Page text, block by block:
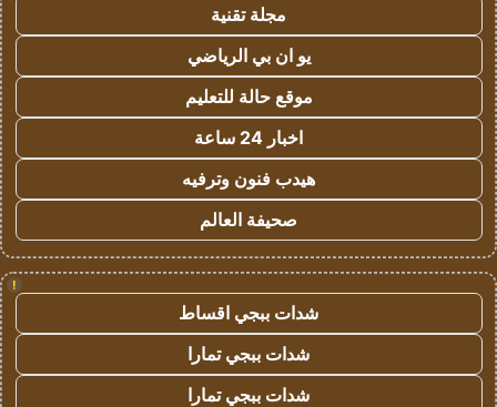
مجلة تقنية
يو ان بي الرياضي
موقع حالة للتعليم
اخبار 24 ساعة
هيدب فنون وترفيه
صحيفة العالم
!
شدات ببجي اقساط
شدات ببجي تمارا
شدات ببجي تمارا